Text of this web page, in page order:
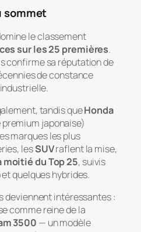
sommet
le classement
sur les 25 premières.
confirme sa réputation de
de constance
tandis queHonda
japonaise)
marques les plus
lesSUVraflent la mise,
moitié du Top 25, suivis
quelques hybrides.
deviennent intéressantes :
comme reine de la
3500 — un modèle